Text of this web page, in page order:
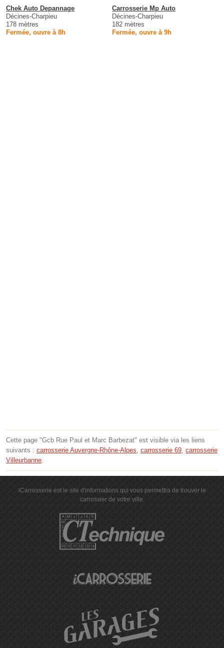
Chek Auto Depannage
Décines-Charpieu
178 mètres
Fermée, ouvre à 8h
Carrosserie Mp Auto
Décines-Charpieu
182 mètres
Fermée, ouvre à 9h
Cette page "Gcb Rue Paul et Marc Barbezat" est visible via les liens
suivants : carrosserie Auvergne-Rhône-Alpes, carrosserie 69, carrosserie
Villeurbanne.
iCarrosserie est le site d'informations qui vous permettra de trouver le
carrossier de votre ville.